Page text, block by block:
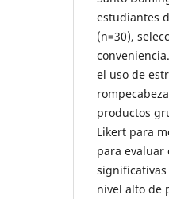
estudiantes
(n=30),
el uso de
productos
Likert para
para evaluar
nivel alto de